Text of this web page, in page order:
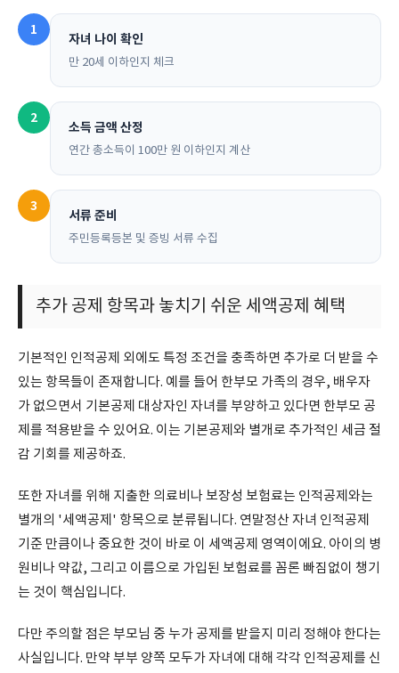
1
자녀 나이 확인
만 20세 이하인지 체크
2
소득 금액 산정
연간 총소득이 100만 원 이하인지 계산
3
서류 준비
주민등록등본 및 증빙 서류 수집
추가 공제 항목과 놓치기 쉬운 세액공제 혜택
기본적인 인적공제 외에도 특정 조건을 충족하면 추가로 더 받을 수
있는 항목들이 존재합니다. 예를 들어 한부모 가족의 경우, 배우자
가 없으면서 기본공제 대상자인 자녀를 부양하고 있다면 한부모 공
제를 적용받을 수 있어요. 이는 기본공제와 별개로 추가적인 세금 절
감 기회를 제공하죠.
또한 자녀를 위해 지출한 의료비나 보장성 보험료는 인적공제와는
별개의 '세액공제' 항목으로 분류됩니다. 연말정산 자녀 인적공제
기준 만큼이나 중요한 것이 바로 이 세액공제 영역이에요. 아이의 병
원비나 약값, 그리고 이름으로 가입된 보험료를 꼼론 빠짐없이 챙기
는 것이 핵심입니다.
다만 주의할 점은 부모님 중 누가 공제를 받을지 미리 정해야 한다는
사실입니다. 만약 부부 양쪽 모두가 자녀에 대해 각각 인적공제를 신